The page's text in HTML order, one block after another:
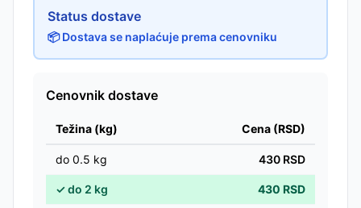
Status dostave
📦 Dostava se naplaćuje prema cenovniku
Cenovnik dostave
Težina (kg) Cena (RSD)
do 0.5 kg 430 RSD
✓do 2 kg 430 RSD